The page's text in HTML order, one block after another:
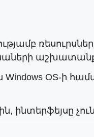
Windows OS-ի
ինտերֆեյսը